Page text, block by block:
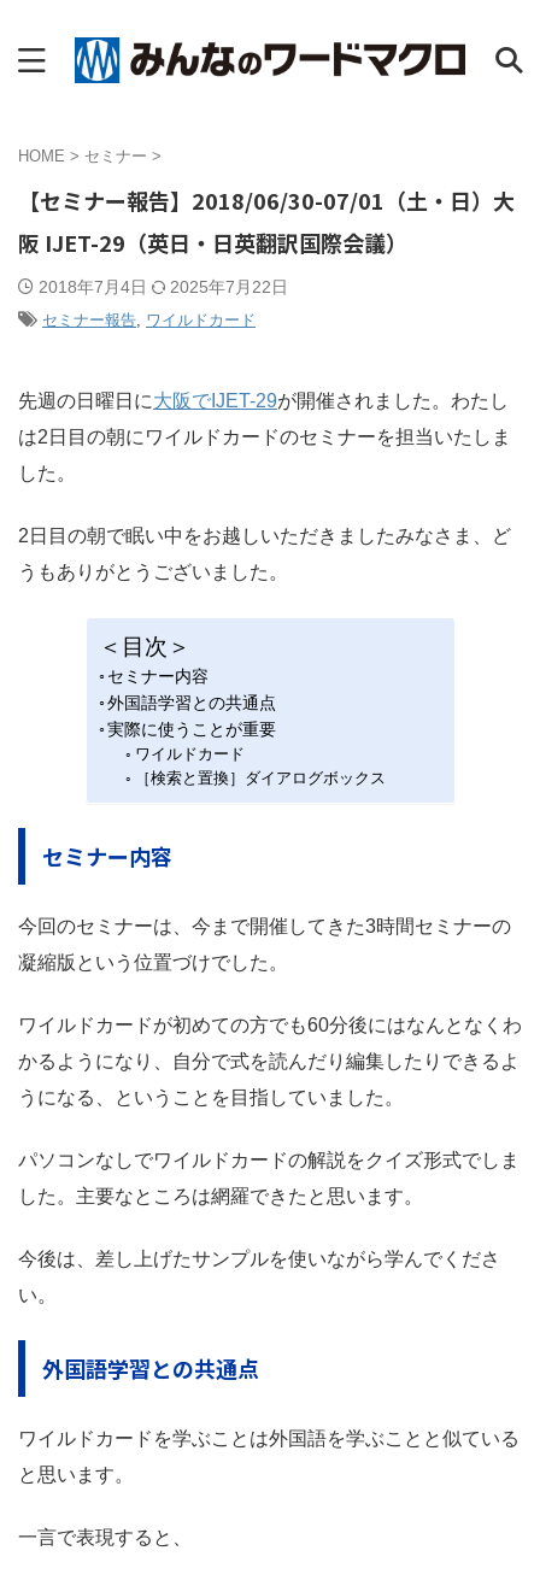
HOME > セミナー >
【セミナー報告】2018/06/30-07/01（土・日）大
阪 IJET-29（英日・日英翻訳国際会議）
2018年7月4日 2025年7月22日
セミナー報告, ワイルドカード
先週の日曜日に大阪でIJET-29が開催されました。わたし
は2日目の朝にワイルドカードのセミナーを担当いたしま
した。
2日目の朝で眠い中をお越しいただきましたみなさま、ど
うもありがとうございました。
＜目次＞
セミナー内容
外国語学習との共通点
実際に使うことが重要
ワイルドカード
［検索と置換］ダイアログボックス
セミナー内容
今回のセミナーは、今まで開催してきた3時間セミナーの
凝縮版という位置づけでした。
ワイルドカードが初めての方でも60分後にはなんとなくわ
かるようになり、自分で式を読んだり編集したりできるよ
うになる、ということを目指していました。
パソコンなしでワイルドカードの解説をクイズ形式でしま
した。主要なところは網羅できたと思います。
今後は、差し上げたサンプルを使いながら学んでくださ
い。
外国語学習との共通点
ワイルドカードを学ぶことは外国語を学ぶことと似ている
と思います。
一言で表現すると、